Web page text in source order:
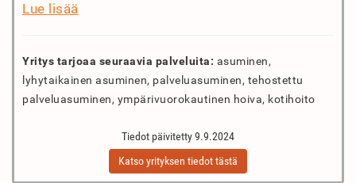
Lue lisää
Yritys tarjoaa seuraavia palveluita: asuminen,
lyhytaikainen asuminen, palveluasuminen, tehostettu
palveluasuminen, ympärivuorokautinen hoiva, kotihoito
Tiedot päivitetty 9.9.2024
Katso yrityksen tiedot tästä